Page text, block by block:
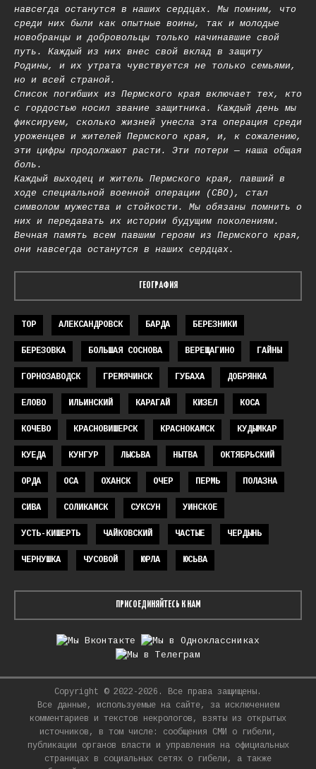
навсегда останутся в наших сердцах. Мы помним, что
среди них были как опытные воины, так и молодые
новобранцы и добровольцы только начинавшие свой
путь. Каждый из них внес свой вклад в защиту
Родины, и их утрата чувствуется не только семьями,
но и всей страной.
Список погибших из Пермского края включает тех, кто
с гордостью носил звание защитника. Каждый день мы
фиксируем, сколько жизней унесла эта операция среди
уроженцев и жителей Пермского края, и, к сожалению,
эти цифры продолжают расти. Эти потери — наша общая
боль.
Каждый выходец и житель Пермского края, павший в
ходе специальной военной операции (СВО), стал
символом мужества и стойкости. Мы обязаны помнить о
них и передавать их истории будущим поколениям.
Вечная память всем павшим героям из Пермского края,
они навсегда останутся в наших сердцах.
ГЕОГРАФИЯ
TOP АЛЕКСАНДРОВСК БАРДА БЕРЕЗНИКИ
БЕРЕЗОВКА БОЛЬШАЯ СОСНОВА ВЕРЕЩАГИНО ГАЙНЫ
ГОРНОЗАВОДСК ГРЕМЯЧИНСК ГУБАХА ДОБРЯНКА
ЕЛОВО ИЛЬИНСКИЙ КАРАГАЙ КИЗЕЛ КОСА
КОЧЕВО КРАСНОВИШЕРСК КРАСНОКАМСК КУДЫМКАР
КУЕДА КУНГУР ЛЫСЬВА НЫТВА ОКТЯБРЬСКИЙ
ОРДА ОСА ОХАНСК ОЧЕР ПЕРМЬ ПОЛАЗНА
СИВА СОЛИКАМСК СУКСУН УИНСКОЕ
УСТЬ-КИШЕРТЬ ЧАЙКОВСКИЙ ЧАСТЫЕ ЧЕРДЫНЬ
ЧЕРНУШКА ЧУСОВОЙ ЮРЛА ЮСЬВА
ПРИСОЕДИНЯЙТЕСЬ К НАМ
Copyright © 2022-2026. Все права защищены.
Все данные, используемые на сайте, за исключением
комментариев и текстов некрологов, взяты из открытых
источников, в том числе: сообщения СМИ о гибели,
публикации органов власти и управления на официальных
страницах в социальных сетях о гибели, а также